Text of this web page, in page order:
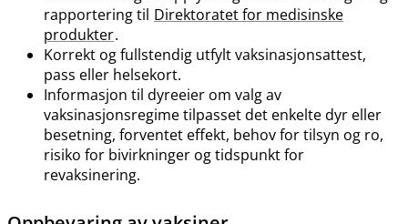
rapportering til Direktoratet for medisinske
produkter.
Korrekt og fullstendig utfylt vaksinasjonsattest,
pass eller helsekort.
Informasjon til dyreeier om valg av
vaksinasjonsregime tilpasset det enkelte dyr eller
besetning, forventet effekt, behov for tilsyn og ro,
risiko for bivirkninger og tidspunkt for
revaksinering.